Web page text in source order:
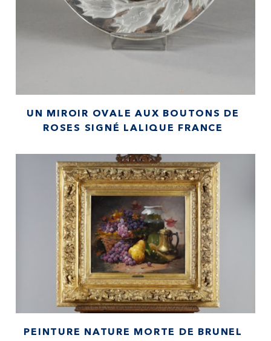
UN MIROIR OVALE AUX BOUTONS DE
ROSES SIGNÉ LALIQUE FRANCE
PEINTURE NATURE MORTE DE BRUNEL